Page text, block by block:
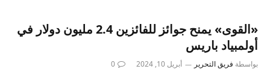
«القوى» يمنح جوائز للفائزين 2.4 مليون دولار في
أولمبياد باريس
بواسطة فريق التحرير أبريل 10, 2024 0